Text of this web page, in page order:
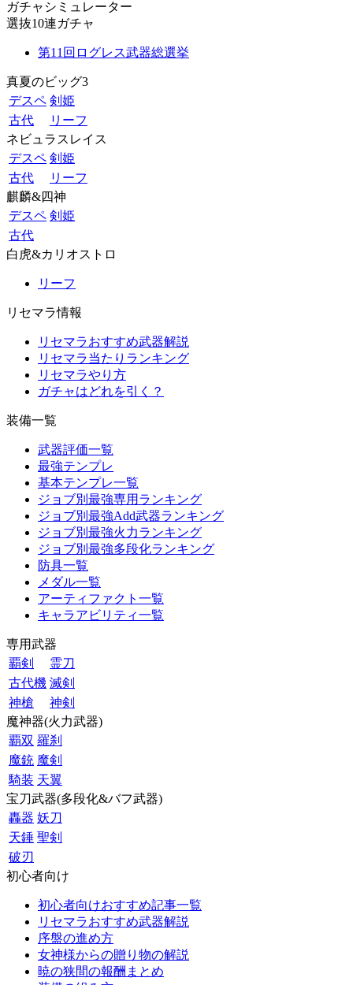
ガチャシミュレーター
選抜10連ガチャ
第11回ログレス武器総選挙
真夏のビッグ3
デスペ 剣姫
古代
リーフ
ネビュラスレイス
デスペ 剣姫
古代
リーフ
麒麟&四神
デスペ 剣姫
古代
白虎&カリオストロ
リーフ
リセマラ情報
リセマラおすすめ武器解説
リセマラ当たりランキング
リセマラやり方
ガチャはどれを引く？
装備一覧
武器評価一覧
最強テンプレ
基本テンプレ一覧
ジョブ別最強専用ランキング
ジョブ別最強Add武器ランキング
ジョブ別最強火力ランキング
ジョブ別最強多段化ランキング
防具一覧
メダル一覧
アーティファクト一覧
キャラアビリティ一覧
専用武器
覇剣
霊刀
古代機 滅剣
神槍
神剣
魔神器(火力武器)
覇双 羅刹
魔銃 魔剣
騎装 天翼
宝刀武器(多段化&バフ武器)
轟器 妖刀
天錘 聖剣
破刃
初心者向け
初心者向けおすすめ記事一覧
リセマラおすすめ武器解説
序盤の進め方
女神様からの贈り物の解説
暁の狭間の報酬まとめ